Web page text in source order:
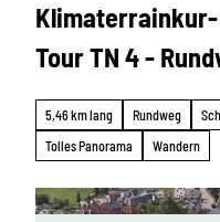
Tour TN 4 -
5,46 km lang Rundweg
Tolles Panorama
Wandern